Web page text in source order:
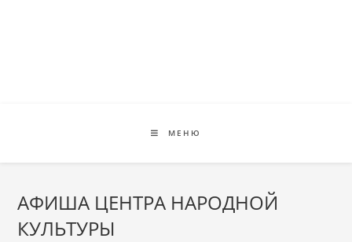
МЕНЮ
АФИША ЦЕНТРА НАРОДНОЙ
КУЛЬТУРЫ